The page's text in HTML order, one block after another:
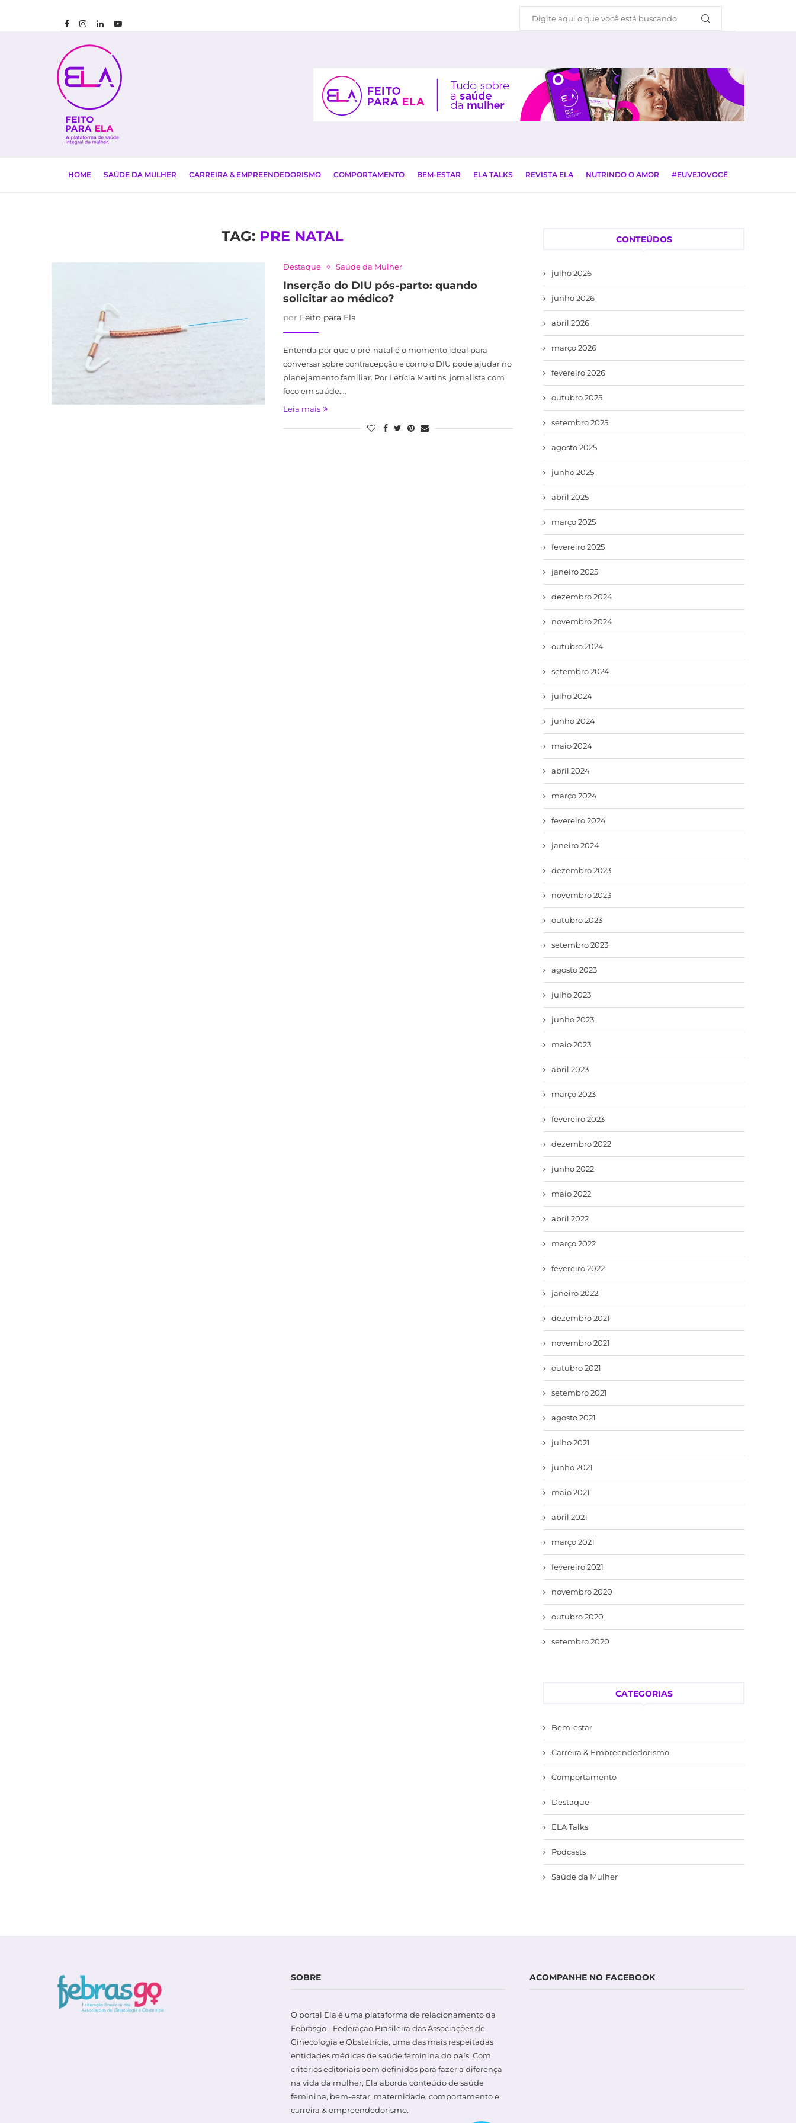
HOME SAÚDE DA MULHER CARREIRA & EMPREENDEDORISMO COMPORTAMENTO BEM-ESTAR ELA TALKS REVISTA ELA NUTRINDO O AMOR #EUVEJOVOCÊ
TAG: PRE NATAL
Destaque Saúde da Mulher
Inserção do DIU pós-parto: quando
solicitar ao médico?
por Feito para Ela
Entenda por que o pré-natal é o momento ideal para
conversar sobre contracepção e como o DIU pode ajudar no
planejamento familiar. Por Letícia Martins, jornalista com
foco em saúde.…
Leia mais
CONTEÚDOS
julho 2026
junho 2026
abril 2026
março 2026
fevereiro 2026
outubro 2025
setembro 2025
agosto 2025
junho 2025
abril 2025
março 2025
fevereiro 2025
janeiro 2025
dezembro 2024
novembro 2024
outubro 2024
setembro 2024
julho 2024
junho 2024
maio 2024
abril 2024
março 2024
fevereiro 2024
janeiro 2024
dezembro 2023
novembro 2023
outubro 2023
setembro 2023
agosto 2023
julho 2023
junho 2023
maio 2023
abril 2023
março 2023
fevereiro 2023
dezembro 2022
junho 2022
maio 2022
abril 2022
março 2022
fevereiro 2022
janeiro 2022
dezembro 2021
novembro 2021
outubro 2021
setembro 2021
agosto 2021
julho 2021
junho 2021
maio 2021
abril 2021
março 2021
fevereiro 2021
novembro 2020
outubro 2020
setembro 2020
CATEGORIAS
Bem-estar
Carreira & Empreendedorismo
Comportamento
Destaque
ELA Talks
Podcasts
Saúde da Mulher
SOBRE
O portal Ela é uma plataforma de relacionamento da
Febrasgo - Federação Brasileira das Associações de
Ginecologia e Obstetrícia, uma das mais respeitadas
entidades médicas de saúde feminina do país. Com
critérios editoriais bem definidos para fazer a diferença
na vida da mulher, Ela aborda conteúdo de saúde
feminina, bem-estar, maternidade, comportamento e
carreira & empreendedorismo.
ACOMPANHE NO FACEBOOK